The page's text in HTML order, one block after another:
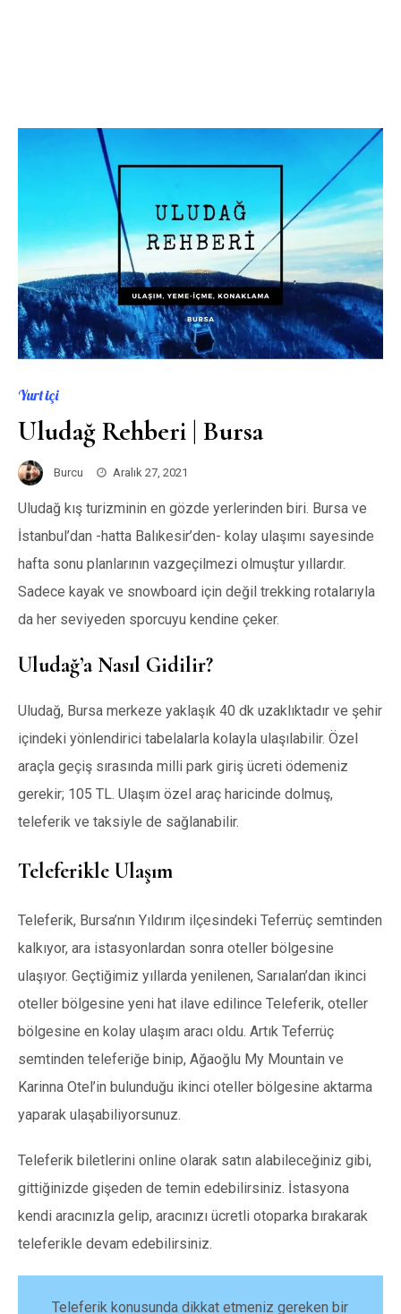
Yurt içi
Uludağ Rehberi | Bursa
Burcu Aralık 27, 2021
Uludağ kış turizminin en gözde yerlerinden biri. Bursa ve
İstanbul’dan -hatta Balıkesir’den- kolay ulaşımı sayesinde
hafta sonu planlarının vazgeçilmezi olmuştur yıllardır.
Sadece kayak ve snowboard için değil trekking rotalarıyla
da her seviyeden sporcuyu kendine çeker.
Uludağ’a Nasıl Gidilir?
Uludağ, Bursa merkeze yaklaşık 40 dk uzaklıktadır ve şehir
içindeki yönlendirici tabelalarla kolayla ulaşılabilir. Özel
araçla geçiş sırasında milli park giriş ücreti ödemeniz
gerekir; 105 TL. Ulaşım özel araç haricinde dolmuş,
teleferik ve taksiyle de sağlanabilir.
Teleferikle Ulaşım
Teleferik, Bursa’nın Yıldırım ilçesindeki Teferrüç semtinden
kalkıyor, ara istasyonlardan sonra oteller bölgesine
ulaşıyor. Geçtiğimiz yıllarda yenilenen, Sarıalan’dan ikinci
oteller bölgesine yeni hat ilave edilince Teleferik, oteller
bölgesine en kolay ulaşım aracı oldu. Artık Teferrüç
semtinden teleferiğe binip, Ağaoğlu My Mountain ve
Karinna Otel’in bulunduğu ikinci oteller bölgesine aktarma
yaparak ulaşabiliyorsunuz.
Teleferik biletlerini online olarak satın alabileceğiniz gibi,
gittiğinizde gişeden de temin edebilirsiniz. İstasyona
kendi aracınızla gelip, aracınızı ücretli otoparka bırakarak
teleferikle devam edebilirsiniz.
Teleferik konusunda dikkat etmeniz gereken bir